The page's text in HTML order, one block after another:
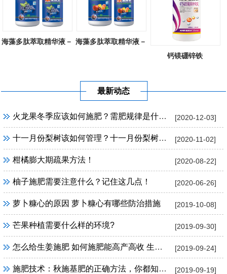
海藻多肽萃取精华液－ 海藻多肽萃取精华液－
钙镁硼锌铁
最新动态
[2020-12-03]
火龙果冬季应该如何施肥？需肥规律是什么？
[2020-11-02]
十一月份梨树该如何管理？十一月份梨树管理方法！
[2020-08-22]
柑橘膨大期疏果方法！
[2020-06-26]
柚子施肥需要注意什么？记住这几点！
[2019-10-08]
萝卜糠心的原因 萝卜糠心有哪些防治措施
[2019-09-30]
芒果种植需要什么样的环境?
[2019-09-24]
怎么给生姜施肥 如何施肥能高产高收 生姜施肥技巧
[2019-09-19]
施肥技术：秋施基肥的正确方法，你都知道吗？